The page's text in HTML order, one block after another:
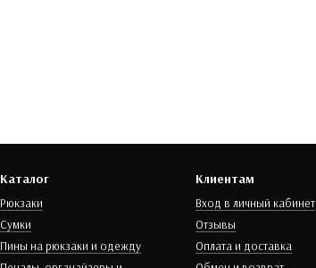
Каталог
Рюкзаки
Сумки
Пины на рюкзаки и одежду
Клиентам
Вход в личный кабинет
Отзывы
Оплата и доставка